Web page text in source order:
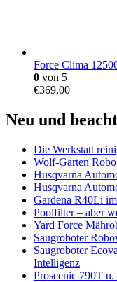
Force Clima
0 von 5
€369,00
Neu und
Die Werkstatt
Wolf-Garten
Husqvarna
Husqvarna
Gardena R40Li
Poolfilter – aber
Yard Force
Saugroboter
Saugroboter
Intelligenz
Proscenic 790T